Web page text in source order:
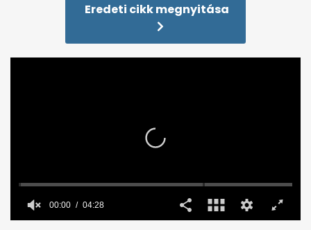
Eredeti cikk megnyitása
00:00 04:28